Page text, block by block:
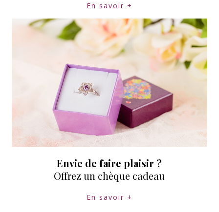
En savoir +
Envie de faire plaisir ?
Offrez un chèque cadeau
En savoir +